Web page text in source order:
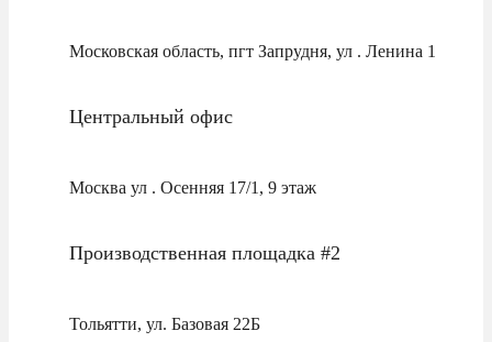
Московская область, пгт Запрудня, ул . Ленина 1
Центральный офис
Москва ул . Осенняя 17/1, 9 этаж
Производственная площадка #2
Тольятти, ул. Базовая 22Б